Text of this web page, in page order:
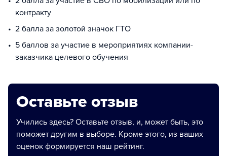
контракту
2 балла за золотой значок ГТО
5 баллов за участие в мероприятиях компании-
заказчика целевого обучения
Оставьте отзыв
Учились здесь? Оставьте отзыв, и, может быть, это
поможет другим в выборе. Кроме этого, из ваших
оценок формируется наш рейтинг.